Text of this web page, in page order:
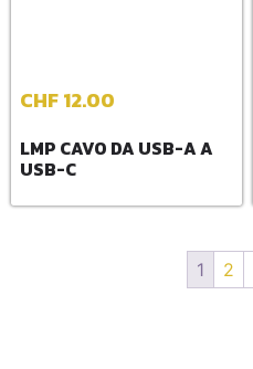
LMP CAVO DA USB-A A
USB-C
CHF12.00
1 2